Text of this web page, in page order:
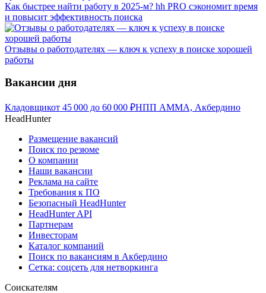
Как быстрее найти работу в 2025-м? hh PRO сэкономит время
и повысит эффективность поиска
Отзывы о работодателях — ключ к успеху в поиске хорошей
работы
Вакансии дня
Кладовщикот 45 000 до 60 000 ₽НПП АММА, Акбердино
HeadHunter
Размещение вакансий
Поиск по резюме
О компании
Наши вакансии
Реклама на сайте
Требования к ПО
Безопасный HeadHunter
HeadHunter API
Партнерам
Инвесторам
Каталог компаний
Поиск по вакансиям в Акбердино
Сетка: соцсеть для нетворкинга
Соискателям